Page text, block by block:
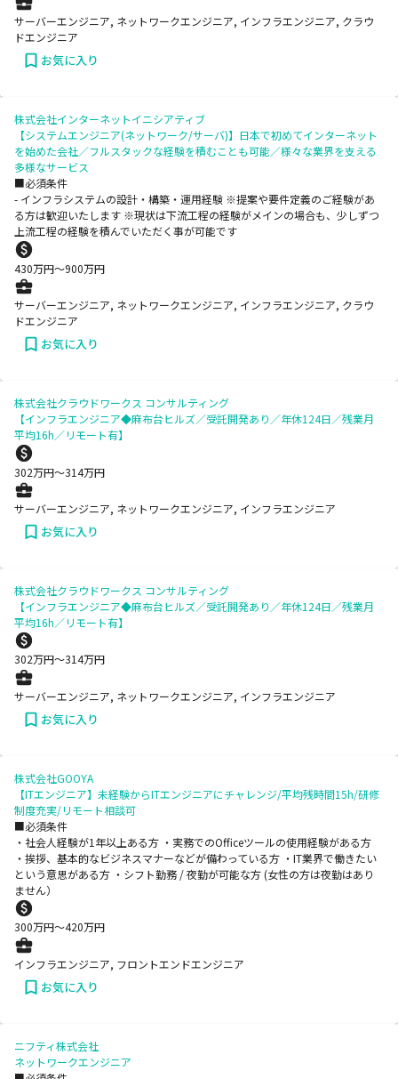
サーバーエンジニア, ネットワークエンジニア, インフラエンジニア, クラウ
ドエンジニア
お気に入り
株式会社インターネットイニシアティブ
【システムエンジニア(ネットワーク/サーバ)】日本で初めてインターネット
を始めた会社／フルスタックな経験を積むことも可能／様々な業界を支える
多様なサービス
■必須条件
- インフラシステムの設計・構築・運用経験 ※提案や要件定義のご経験があ
る方は歓迎いたします ※現状は下流工程の経験がメインの場合も、少しずつ
上流工程の経験を積んでいただく事が可能です
430万円〜900万円
サーバーエンジニア, ネットワークエンジニア, インフラエンジニア, クラウ
ドエンジニア
お気に入り
株式会社クラウドワークス コンサルティング
【インフラエンジニア◆麻布台ヒルズ／受託開発あり／年休124日／残業月
平均16h／リモート有】
302万円〜314万円
サーバーエンジニア, ネットワークエンジニア, インフラエンジニア
お気に入り
株式会社クラウドワークス コンサルティング
【インフラエンジニア◆麻布台ヒルズ／受託開発あり／年休124日／残業月
平均16h／リモート有】
302万円〜314万円
サーバーエンジニア, ネットワークエンジニア, インフラエンジニア
お気に入り
株式会社GOOYA
【ITエンジニア】未経験からITエンジニアにチャレンジ/平均残時間15h/研修
制度充実/リモート相談可
■必須条件
・社会人経験が1年以上ある方 ・実務でのOfficeツールの使用経験がある方
・挨拶、基本的なビジネスマナーなどが備わっている方 ・IT業界で働きたい
という意思がある方 ・シフト勤務 / 夜勤が可能な方 (女性の方は夜勤はあり
ません）
300万円〜420万円
インフラエンジニア, フロントエンドエンジニア
お気に入り
ニフティ株式会社
ネットワークエンジニア